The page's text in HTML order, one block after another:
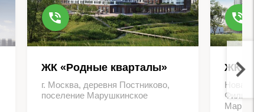
ЖК «Родные кварталы»
г. Москва, деревня Постниково,
поселение Марушкинское
ЖК
Новая